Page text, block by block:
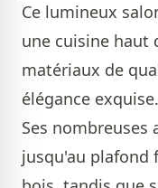
Ce lumineux
une cuisine haut
matériaux de
élégance exquise.
Ses nombreuses
jusqu'au plafond